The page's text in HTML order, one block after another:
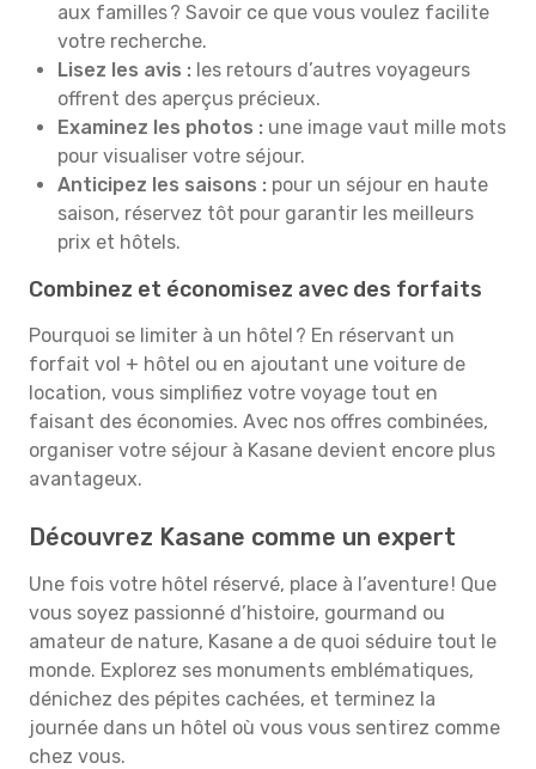
aux familles ? Savoir ce que vous voulez facilite
votre recherche.
Lisez les avis : les retours d’autres voyageurs
offrent des aperçus précieux.
Examinez les photos : une image vaut mille mots
pour visualiser votre séjour.
Anticipez les saisons : pour un séjour en haute
saison, réservez tôt pour garantir les meilleurs
prix et hôtels.
Combinez et économisez avec des forfaits
Pourquoi se limiter à un hôtel ? En réservant un
forfait vol + hôtel ou en ajoutant une voiture de
location, vous simplifiez votre voyage tout en
faisant des économies. Avec nos offres combinées,
organiser votre séjour à Kasane devient encore plus
avantageux.
Découvrez Kasane comme un expert
Une fois votre hôtel réservé, place à l’aventure ! Que
vous soyez passionné d’histoire, gourmand ou
amateur de nature, Kasane a de quoi séduire tout le
monde. Explorez ses monuments emblématiques,
dénichez des pépites cachées, et terminez la
journée dans un hôtel où vous vous sentirez comme
chez vous.